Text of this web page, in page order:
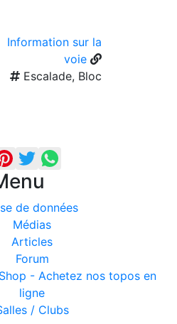
Information sur la
voie
Escalade, Bloc
de données
Médias
Articles
Forum
- Achetez nos topos en
ligne
/ Clubs